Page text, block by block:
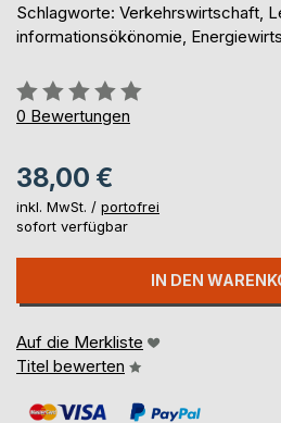
Schlagworte: Verkehrswirtschaft,
informationsökönomie,
Bewertung::
0%
0 Bewertungen
38,00 €
inkl. MwSt. / portofrei
sofort verfügbar
IN DEN
Auf die Merkliste
Titel bewerten